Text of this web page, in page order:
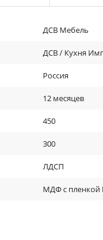
ДСВ Мебель
ДСВ / Кухня
Россия
12 месяцев
450
300
ЛДСП
МДФ с пленкой